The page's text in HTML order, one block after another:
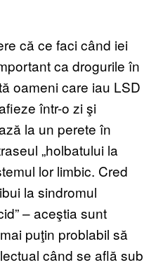
că ce faci când iei
ca drogurile în
oameni care iau LSD
într-o zi şi
la un perete în
„holbatului la
lor limbic. Cred
la sindromul
– aceştia sunt
puţin problabil să
când se află sub